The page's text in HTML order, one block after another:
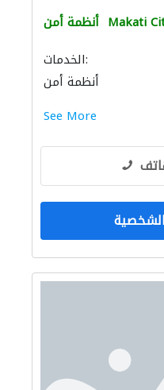
أنظمة أمن Makati
الخدمات:
أنظمة أمن
See More